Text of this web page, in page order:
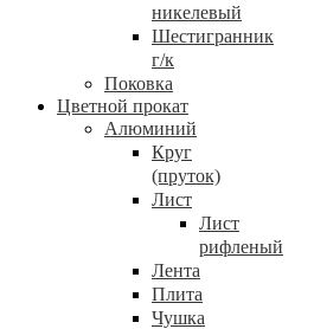
никелевый
Шестигранник
г/к
Поковка
Цветной прокат
Алюминий
Круг
(пруток)
Лист
Лист
рифленый
Лента
Плита
Чушка